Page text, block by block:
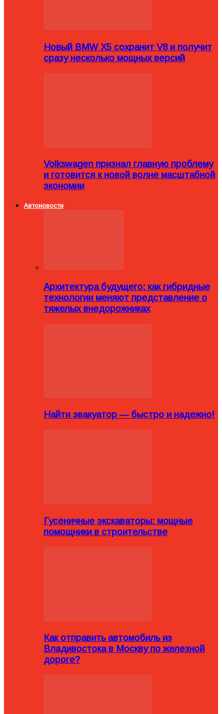
Новый BMW X5 сохранит V8 и получит
сразу несколько мощных версий
Volkswagen признал главную проблему
и готовится к новой волне масштабной
экономии
Автоновости
Архитектура будущего: как гибридные
технологии меняют представление о
тяжелых внедорожниках
Найти эвакуатор — быстро и надежно!
Гусеничные экскаваторы: мощные
помощники в строительстве
Как отправить автомобиль из
Владивостока в Москву по железной
дороге?